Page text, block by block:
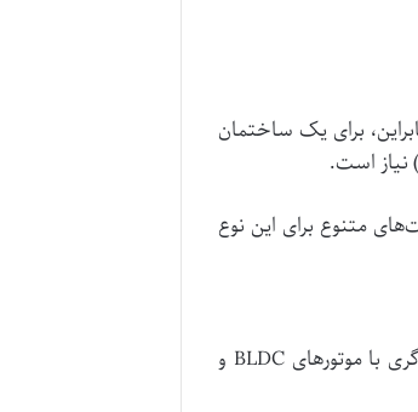
برای یک ساختمان
) نیاز است.
متنوع برای این نوع
با موتورهای BLDC و